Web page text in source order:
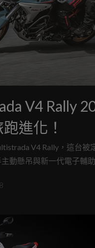
V4 Rally
進化！
V4 Rally，這台
動懸吊與新一代電子輔